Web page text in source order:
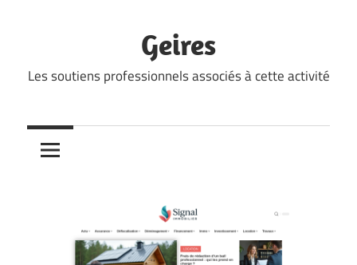
Geires
Les soutiens professionnels associés à cette activité